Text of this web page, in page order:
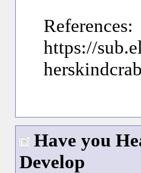
References:
https://
Have you
Develop